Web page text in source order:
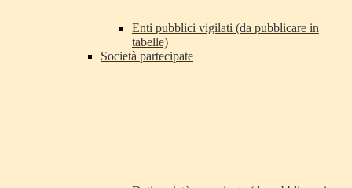
Enti pubblici vigilati (da pubblicare in
tabelle)
Società partecipate